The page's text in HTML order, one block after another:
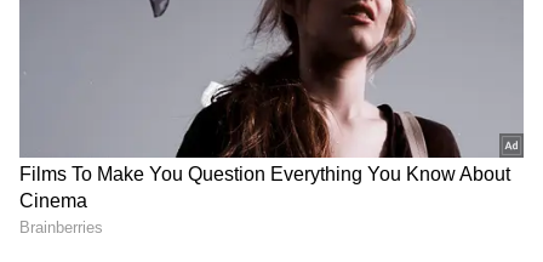
மாணவர்களுக்கும் விளக்க வேண்டும்.
எஞ்சிய சுற்று கலந்தாய்வு மாய உலகில்
நடந்ததால், தனியார் கல்லூரிகள் சில
மாணவர்களுடன் ஏற்கனவே செய்து
கொண்டிருந்த ஒப்பந்தப்படி, அவர்களுக்கு
இடங்களை ஒதுக்கி விட்டன என்ற
குற்றச்சாட்டை புறக்கணித்து விட முடியாது.